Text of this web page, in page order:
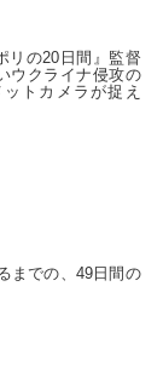
リの20日間』監督
ウクライナ侵攻の
トカメラが捉え
までの、49日間の